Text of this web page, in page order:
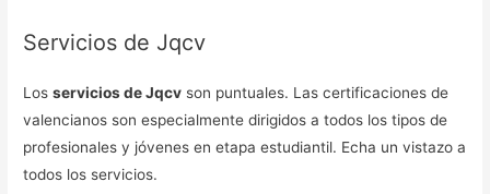
Servicios de Jqcv
Losservicios de Jqcv son puntuales. Las certificaciones de
valencianos son especialmente dirigidos a todos los tipos de
profesionales y jóvenes en etapa estudiantil. Echa un vistazo a
todos los servicios.